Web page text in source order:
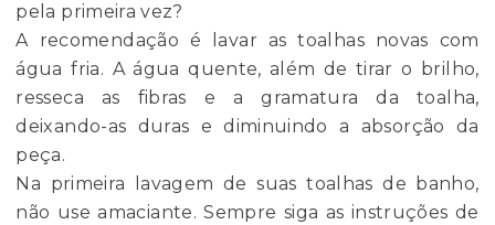
pela primeira vez?
A recomendação é lavar as toalhas novas com
água fria. A água quente, além de tirar o brilho,
resseca as fibras e a gramatura da toalha,
deixando-as duras e diminuindo a absorção da
peça.
Na primeira lavagem de suas toalhas de banho,
não use amaciante. Sempre siga as instruções de